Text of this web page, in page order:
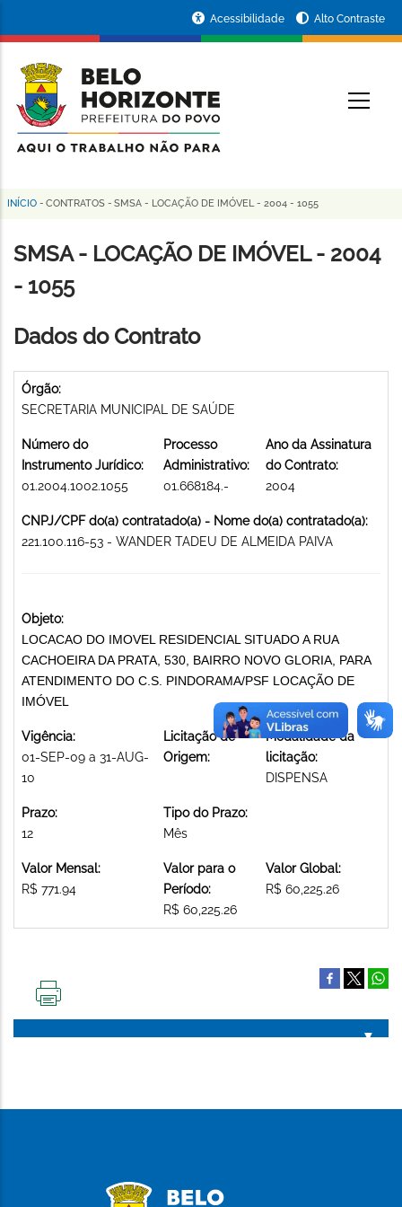
conteúdo
principal
da
Prefeitura
de
Horizonte
Acessibilidade Alto Contraste
Trilha
de
navegação
INÍCIO - CONTRATOS - SMSA - LOCAÇÃO DE IMÓVEL - 2004 - 1055
SMSA - LOCAÇÃO DE IMÓVEL - 2004
- 1055
Dados do Contrato
Órgão:
SECRETARIA MUNICIPAL DE SAÚDE
Número do
Instrumento Jurídico:
01.2004.1002.1055
Processo
Administrativo:
01.668184.-
Ano da Assinatura
do Contrato:
2004
CNPJ/CPF do(a) contratado(a) - Nome do(a) contratado(a):
221.100.116-53 - WANDER TADEU DE ALMEIDA PAIVA
Objeto:
LOCACAO DO IMOVEL RESIDENCIAL SITUADO A RUA
CACHOEIRA DA PRATA, 530, BAIRRO NOVO GLORIA, PARA
ATENDIMENTO DO C.S. PINDORAMA/PSF LOCAÇÃO DE
IMÓVEL
Vigência:
01-SEP-09 a 31-AUG-
10
Licitação de
Origem:
Modalidade da
licitação:
DISPENSA
Prazo:
12
Tipo do Prazo:
Mês
Valor Mensal:
R$ 771.94
Valor para o
Período:
R$ 60,225.26
Valor Global:
R$ 60,225.26
PÁGINA